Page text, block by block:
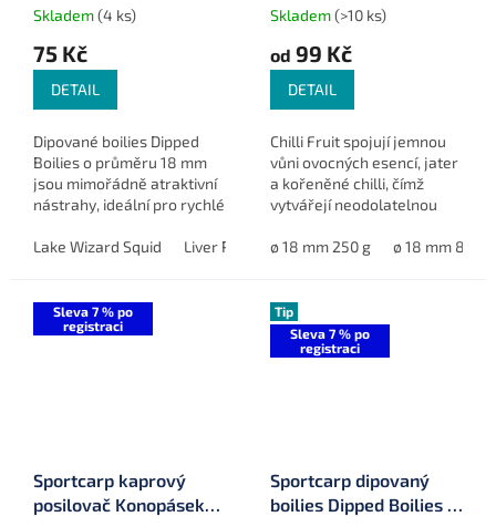
Skladem(4 ks)
75 Kč
DETAIL
Dipované boilies Dipped
Boilies o průměru 18 mm
jsou mimořádně atraktivní
nástrahy, ideální pro rychlé
závodů, nebo na dlouhých
Lake Wizard Squid Liver Protein Hungarian Sausage Fruity
Skladem(>10 ks)
od 99 Kč
DETAIL
Chilli Fruit spojují jemnou
vůni ovocných esencí, jater
a kořeněné chilli, čímž
vytvářejí neodolatelnou
úspěch při každém lovu.
ø 18 mm 250 g ø 18 mm 800 g
Sleva 7 % po
registraci
Sportcarp kaprový
posilovač Konopásek
Tip
Sleva 7 % po
registraci
Sportcarp dipovaný
boilies Dipped Boilies ø